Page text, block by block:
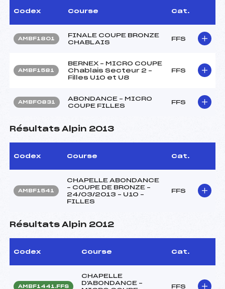
Codex Course Cat.
AMBF1801
FINALE COUPE BRONZE
CHABLAIS
FFS
AMBF1581
BERNEX – MICRO COUPE
Chablais Secteur 2 –
Filles U10 et U8
FFS
AMBF0831
ABONDANCE – MICRO
COUPE FILLES
FFS
Résultats Alpin 2013
Codex Course Cat.
AMBF1541
CHAPELLE ABONDANCE
– COUPE DE BRONZE –
24/03/2013 – U10 –
FILLES
FFS
Résultats Alpin 2012
Codex Course Cat.
AMBF1441.FFS
CHAPELLE
D'ABONDANCE –
FFS